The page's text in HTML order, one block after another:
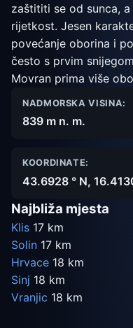
zaštititi se od sunca,
rijetkost. Jesen
povećanje oborina i
često s prvim
Movran prima više
NADMORSKA VISINA:
839 m n. m.
KOORDINATE:
43.6928 ° N,
Najbliža mjesta
Klis 17 km
Solin 17 km
Hrvace 18 km
Sinj 18 km
Vranjic 18 km